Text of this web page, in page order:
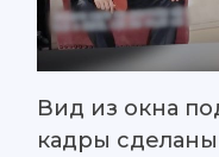
Вид из окна
кадры